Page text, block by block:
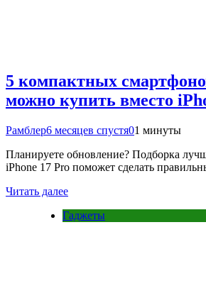
5 компактных
можно купить вместо
Рамблер6 месяцев спустя01 минуты
Планируете обновление? Подборка
iPhone 17 Pro поможет сделать
Читать далее
Гаджеты